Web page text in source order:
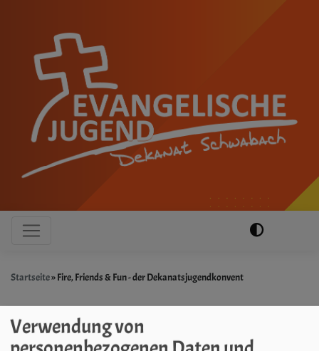
Hauptnavigation
Startseite Fire, Friends & Fun - der Dekanatsjugendkonvent
Fire, Friends & Fun - der
Verwendung von